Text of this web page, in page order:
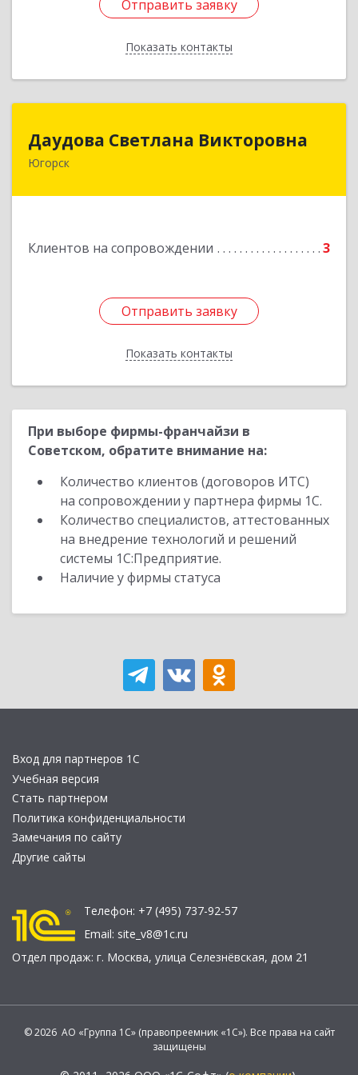
Отправить заявку
Показать контакты
Отправить заявку
Назад
Даудова Светлана Викторовна
Югорск
Клиентов на сопровождении 3
Отправить заявку
Показать контакты
Отправить заявку
Назад
При выборе фирмы-франчайзи в
Советском, обратите внимание на:
Количество клиентов (договоров ИТС)
на сопровождении у партнера фирмы 1С.
Количество специалистов, аттестованных
на внедрение технологий и решений
системы 1С:Предприятие.
Наличие у фирмы статуса
Вход для партнеров 1С
Учебная версия
Стать партнером
Политика конфиденциальности
Замечания по сайту
Другие сайты
Телефон: +7 (495) 737-92-57
Email: site_v8@1c.ru
Отдел продаж: г. Москва, улица Селезнёвская, дом 21
© 2026 АО «Группа 1С» (правопреемник «1С»). Все права на сайт
защищены